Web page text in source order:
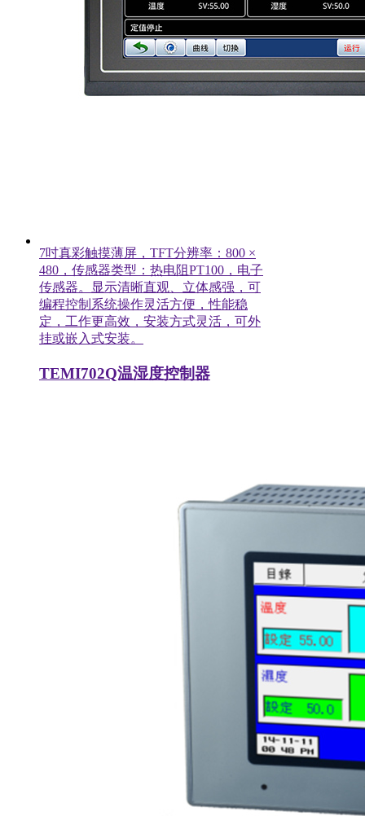
7吋真彩触摸薄屏，TFT分辨率：800 ×
480，传感器类型：热电阻PT100，电子
传感器。显示清晰直观、立体感强，可
编程控制系统操作灵活方便，性能稳
定，工作更高效，安装方式灵活，可外
挂或嵌入式安装。
TEMI702Q温湿度控制器